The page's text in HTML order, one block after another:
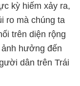
kỳ hiếm xảy ra,
ro mà chúng ta
trên diện rộng
hưởng đến
dân trên Trái